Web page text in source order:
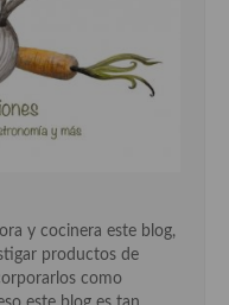
y cocinera este blog,
productos de
como